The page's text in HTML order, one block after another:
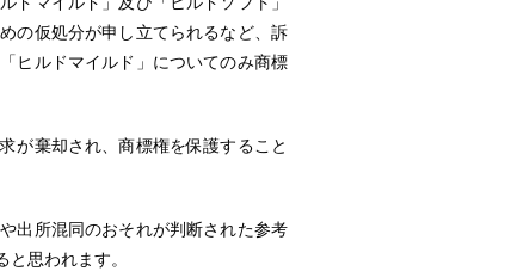
の仮処分が申し立てられるなど、訴
ヒルドマイルド」についてのみ商標
が棄却され、商標権を保護すること
出所混同のおそれが判断された参考
思われます。